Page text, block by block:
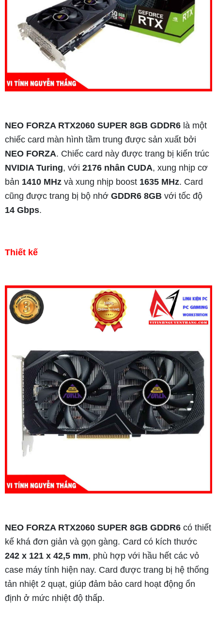
NEO FORZA RTX2060 SUPER 8GB GDDR6 là một
chiếc card màn hình tầm trung được sản xuất bởi
NEO FORZA. Chiếc card này được trang bị kiến trúc
NVIDIA Turing, với 2176 nhân CUDA, xung nhịp cơ
bản 1410 MHz và xung nhịp boost 1635 MHz. Card
cũng được trang bị bộ nhớ GDDR6 8GB với tốc độ
14 Gbps.
Thiết kế
NEO FORZA RTX2060 SUPER 8GB GDDR6 có thiết
kế khá đơn giản và gọn gàng. Card có kích thước
242 x 121 x 42,5 mm, phù hợp với hầu hết các vỏ
case máy tính hiện nay. Card được trang bị hệ thống
tản nhiệt 2 quạt, giúp đảm bảo card hoạt động ổn
định ở mức nhiệt độ thấp.